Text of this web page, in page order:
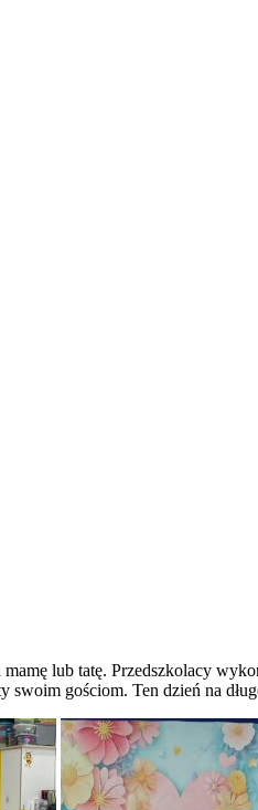
lub tatę. Przedszkolacy
gościom. Ten dzień na